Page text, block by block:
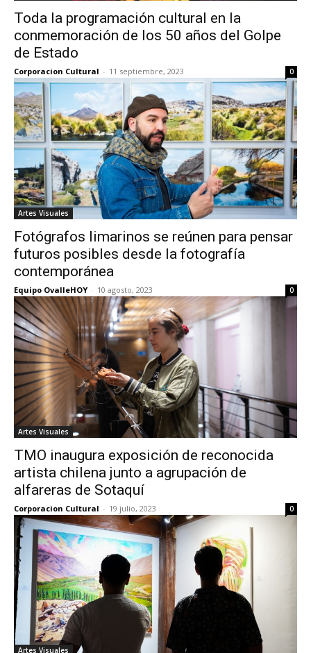
Toda la programación cultural en la
conmemoración de los 50 años del Golpe
de Estado
Corporacion Cultural - 11 septiembre, 2023 0
Artes Visuales
Fotógrafos limarinos se reúnen para pensar
futuros posibles desde la fotografía
contemporánea
Equipo OvalleHOY - 10 agosto, 2023 0
Artes Visuales
TMO inaugura exposición de reconocida
artista chilena junto a agrupación de
alfareras de Sotaquí
Corporacion Cultural - 19 julio, 2023 0
Artes Visuales